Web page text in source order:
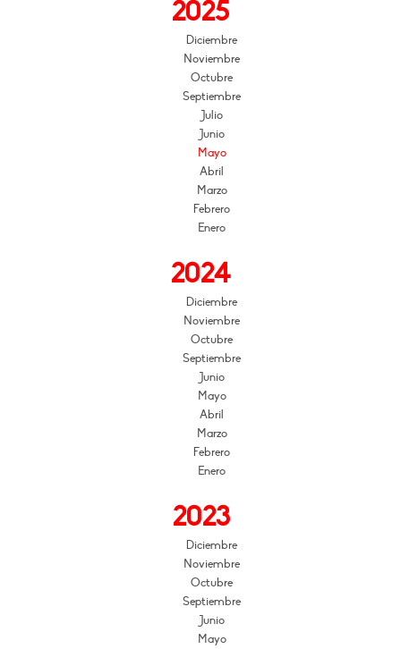
2025
Diciembre
Noviembre
Octubre
Septiembre
Julio
Junio
Mayo
Abril
Marzo
Febrero
Enero
2024
Diciembre
Noviembre
Octubre
Septiembre
Junio
Mayo
Abril
Marzo
Febrero
Enero
2023
Diciembre
Noviembre
Octubre
Septiembre
Junio
Mayo